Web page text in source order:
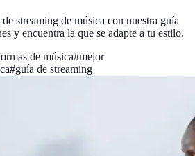
streaming de música con nuestra guía
y encuentra la que se adapte a tu estilo.
de música#mejor
#guía de streaming